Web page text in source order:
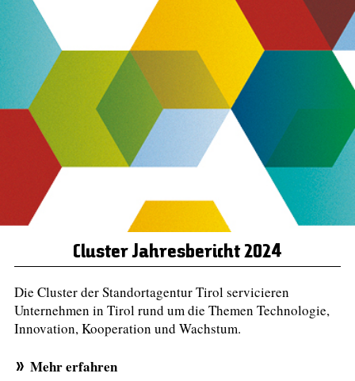
Cluster Jahresbericht 2024
Die Cluster der Standortagentur Tirol servicieren
Unternehmen in Tirol rund um die Themen Technologie,
Innovation, Kooperation und Wachstum.
Mehr erfahren